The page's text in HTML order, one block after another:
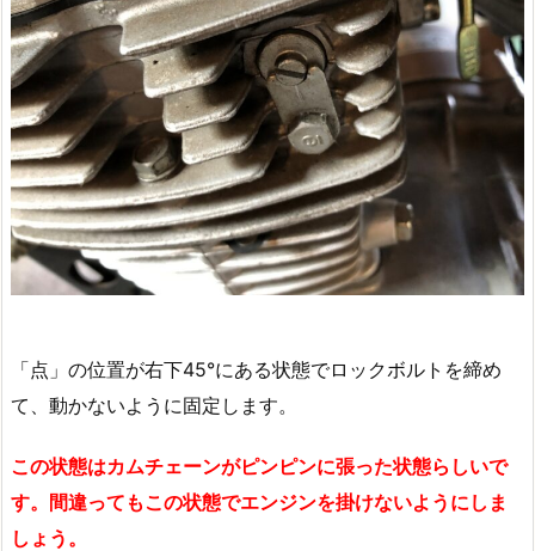
「点」の位置が右下45°にある状態でロックボルトを締め
て、動かないように固定します。
この状態はカムチェーンがピンピンに張った状態らしいで
す。間違ってもこの状態でエンジンを掛けないようにしま
しょう。